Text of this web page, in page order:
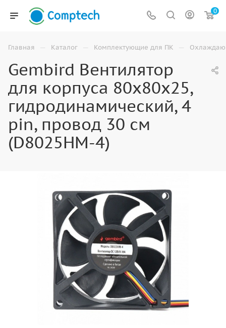
0
Главная — Каталог — Комплектующие для ПК —
Gembird Вентилятор
для корпуса 80x80x25,
гидродинамический, 4
pin, провод 30 см
(D8025HM-4)